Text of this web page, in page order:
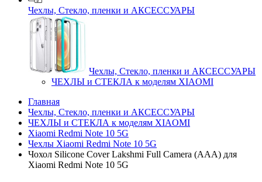
Чехлы, Стекло, пленки и АКСЕССУАРЫ
Чехлы, Стекло, пленки и АКСЕССУАРЫ
ЧЕХЛЫ и СТЕКЛА к моделям XIAOMI
Главная
Чехлы, Стекло, пленки и АКСЕССУАРЫ
ЧЕХЛЫ и СТЕКЛА к моделям XIAOMI
Xiaomi Redmi Note 10 5G
Чехлы Xiaomi Redmi Note 10 5G
Чохол Silicone Cover Lakshmi Full Camera (AAA) для
Xiaomi Redmi Note 10 5G